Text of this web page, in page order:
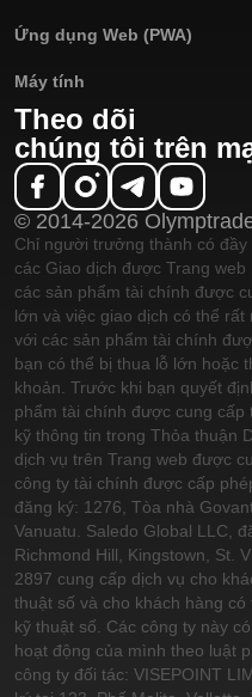
Ứng dụng Web (PWA)
Máy tính
Theo dõi
chúng tôi trên
© 2014-2026
Chỉ người trưởng thành có
các Giao dịch được Trang
các sản phẩm tài chính được
lớn và việc giao dịch có thể
với các sản phẩm tài chính
bạn có thể bị thua lỗ lớn hoặc
khoản. Trước khi bạn quyết
phẩm tài chính được cung cấp
kỹ thông tin trong Thỏa thuận
dịch vụ trên Trang web được
công ty tài chính được cấp
đăng ký: 1276, Tòa nhà
Vanuatu. Saledo Global LLC,
Richmond Hill, Kingstown, St.
2897 cung cấp dịch vụ cho
thuật số và cho khách hàng
kỹ thuật số. Các công ty này
hoạt động của mình theo luật
công ty đối tác: VISEPOINT